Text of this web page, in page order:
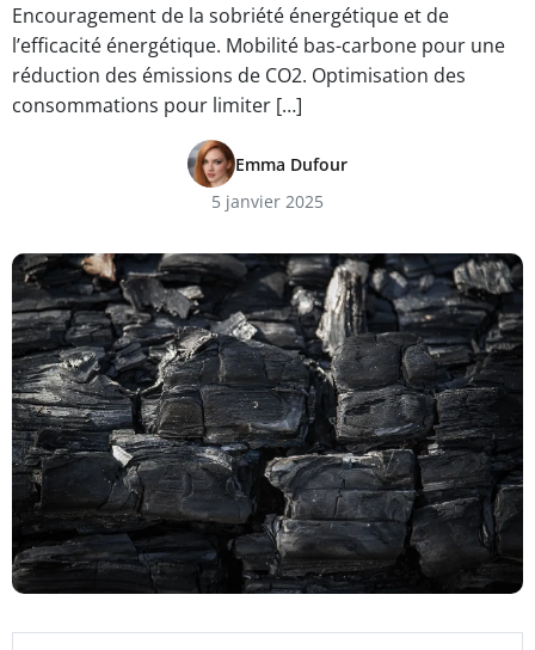
Encouragement de la sobriété énergétique et de
l’efficacité énergétique. Mobilité bas-carbone pour une
réduction des émissions de CO2. Optimisation des
consommations pour limiter […]
Emma Dufour
5 janvier 2025